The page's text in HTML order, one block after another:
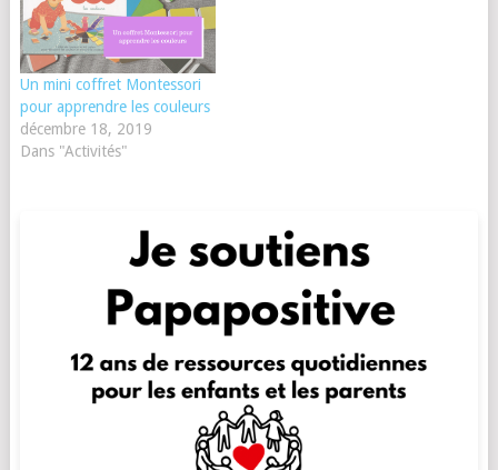
Un mini coffret Montessori
pour apprendre les couleurs
décembre 18, 2019
Dans "Activités"